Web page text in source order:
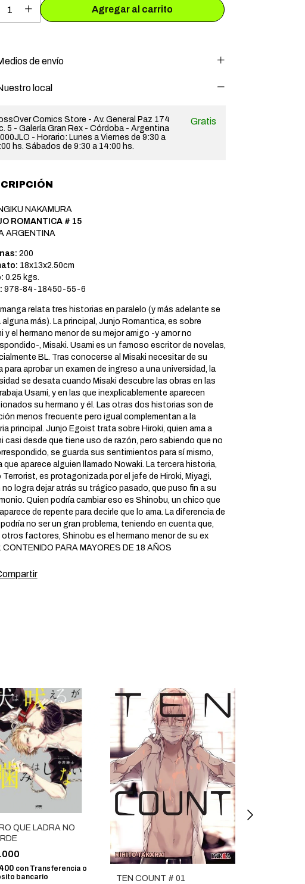
de envío
local
Comics Store - Av. General Paz 174
5 - Galería Gran Rex - Córdoba - Argentina
- Horario: Lunes a Viernes de 9:30 a
hs. Sábados de 9:30 a 14:00 hs.
Gratis
NAKAMURA
ROMANTICA # 15
ARGENTINA
200
18x13x2.50cm
0.25 kgs.
978-84-18450-55-6
relata tres historias en paralelo (y más adelante se
alguna más). La principal, Junjo Romantica, es sobre
y el hermano menor de su mejor amigo -y amor no
, Misaki. Usami es un famoso escritor de novelas,
BL. Tras conocerse al Misaki necesitar de su
para aprobar un examen de ingreso a una universidad, la
se desata cuando Misaki descubre las obras en las
Usami, y en las que inexplicablemente aparecen
su hermano y él. Las otras dos historias son de
menos frecuente pero igual complementan a la
principal. Junjo Egoist trata sobre Hiroki, quien ama a
casi desde que tiene uso de razón, pero sabiendo que no
se guarda sus sentimientos para sí mismo,
que aparece alguien llamado Nowaki. La tercera historia,
Terrorist, es protagonizada por el jefe de Hiroki, Miyagi,
no logra dejar atrás su trágico pasado, que puso fin a su
Quien podría cambiar eso es Shinobu, un chico que
de repente para decirle que lo ama. La diferencia de
no ser un gran problema, teniendo en cuenta que,
factores, Shinobu es el hermano menor de su ex
CONTENIDO PARA MAYORES DE 18 AÑOS
QUE LADRA NO
con Transferencia o
bancario
TEN COUNT # 01